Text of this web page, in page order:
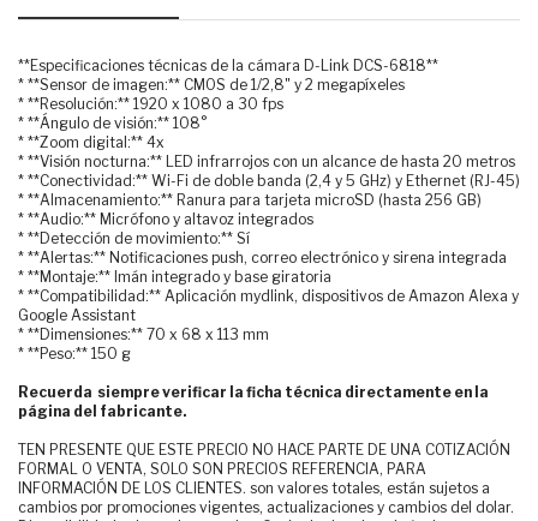
**Especificaciones técnicas de la cámara D-Link DCS-6818**
* **Sensor de imagen:** CMOS de 1/2,8" y 2 megapíxeles
* **Resolución:** 1920 x 1080 a 30 fps
* **Ángulo de visión:** 108°
* **Zoom digital:** 4x
* **Visión nocturna:** LED infrarrojos con un alcance de hasta 20 metros
* **Conectividad:** Wi-Fi de doble banda (2,4 y 5 GHz) y Ethernet (RJ-45)
* **Almacenamiento:** Ranura para tarjeta microSD (hasta 256 GB)
* **Audio:** Micrófono y altavoz integrados
* **Detección de movimiento:** Sí
* **Alertas:** Notificaciones push, correo electrónico y sirena integrada
* **Montaje:** Imán integrado y base giratoria
* **Compatibilidad:** Aplicación mydlink, dispositivos de Amazon Alexa y
Google Assistant
* **Dimensiones:** 70 x 68 x 113 mm
* **Peso:** 150 g
Recuerda siempre verificar la ficha técnica directamente en la
página del fabricante.
TEN PRESENTE QUE ESTE PRECIO NO HACE PARTE DE UNA COTIZACIÓN
FORMAL O VENTA, SOLO SON PRECIOS REFERENCIA, PARA
INFORMACIÓN DE LOS CLIENTES. son valores totales, están sujetos a
cambios por promociones vigentes, actualizaciones y cambios del dolar.